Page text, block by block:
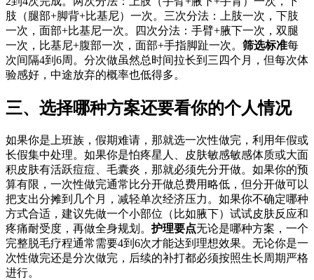
肢（腿部+脚背+比基尼）一次。三次分法：上肢一次，下肢
一次，面部+比基尼一次。四次分法：手臂+腋下一次，双腿
一次，比基尼+腹部一次，面部+手指脚趾一次。 筛选标准每
次间隔4到6周。分次做虽然总时间拉长到三四个月，但每次体
验感好，中途放弃的概率也低得多。
三、选择哪种方案还要看你的个人情况
如果你是上班族，假期难请，那就选一次性做完，利用年假或
长假集中处理。如果你是怕疼星人、皮肤敏感敏感体质或大面
积皮肤有活跃痘痘、毛囊炎，那就必须先分开做。如果你的预
算有限，一次性做完通常比分开做总费用略低，但分开做可以
把支出分摊到几个月，减轻单次经济压力。如果你不确定哪种
方式合适，建议先做一个小部位（比如腋下）试试皮肤反应和
疼痛耐受度，再做全身规划。 护理要点无论是哪种方案，一个
完整脱毛疗程通常需要4到6次才能达到理想效果。无论你是一
次性做完还是分次做完，后续的补打都必须按照生长周期严格
进行。